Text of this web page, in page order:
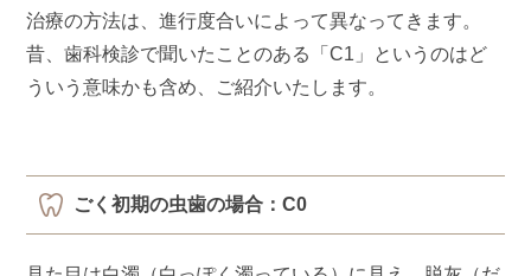
治療の方法は、進行度合いによって異なってきます。
昔、歯科検診で聞いたことのある「C1」というのはど
ういう意味かも含め、ご紹介いたします。
ごく初期の虫歯の場合：C0